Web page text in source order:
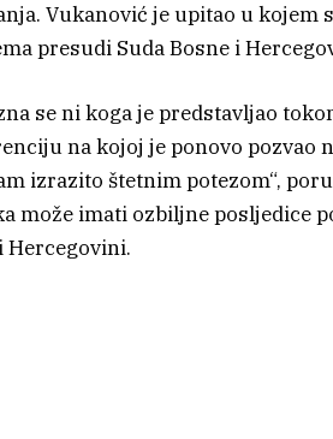
Vukanović je upitao u
presudi Suda Bosne i
se ni koga je predstavljao
na kojoj je ponovo pozvao
izrazito štetnim potezom“,
može imati ozbiljne posljedice
Hercegovini.